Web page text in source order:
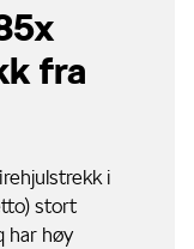
fra
i
stort
har høy